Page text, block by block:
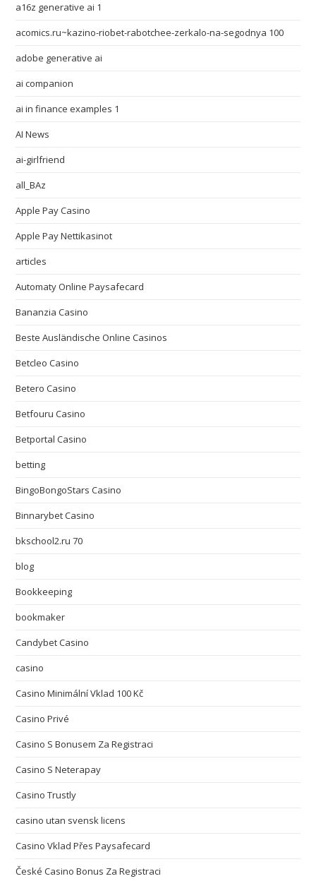
a16z generative ai 1
acomics.ru~kazino-riobet-rabotchee-zerkalo-na-segodnya 100
adobe generative ai
ai companion
ai in finance examples 1
AI News
ai-girlfriend
all_BAz
Apple Pay Casino
Apple Pay Nettikasinot
articles
Automaty Online Paysafecard
Bananzia Casino
Beste Ausländische Online Casinos
Betcleo Casino
Betero Casino
Betfouru Casino
Betportal Casino
betting
BingoBongoStars Casino
Binnarybet Casino
bkschool2.ru 70
blog
Bookkeeping
bookmaker
Candybet Casino
casino
Casino Minimální Vklad 100 Kč
Casino Privé
Casino S Bonusem Za Registraci
Casino S Neterapay
Casino Trustly
casino utan svensk licens
Casino Vklad Přes Paysafecard
České Casino Bonus Za Registraci